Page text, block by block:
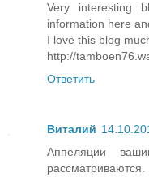
Very interesting
information here
I love this blog
http://
Ответить
Виталий
Аппеляции